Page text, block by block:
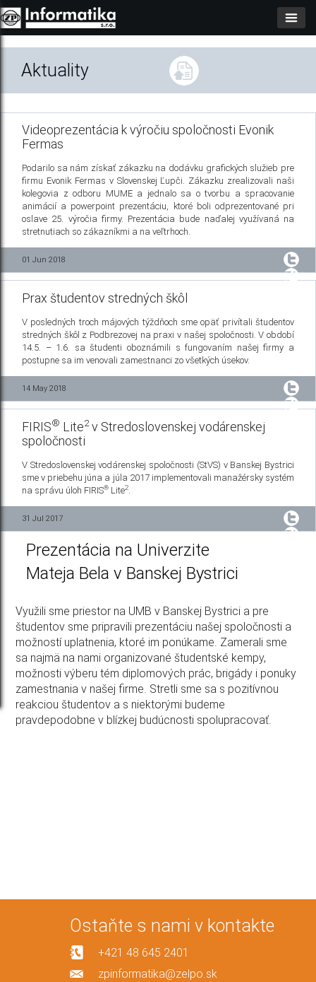
Aktuality
Videoprezentácia k výročiu spoločnosti Evonik
Fermas
Podarilo sa nám získať zákazku na dodávku grafických služieb pre
firmu Evonik Fermas v Slovenskej Ľupči. Zákazku zrealizovali naši
kolegovia z odboru MUME a jednalo sa o tvorbu a spracovanie
animácií a powerpoint prezentáciu, ktoré boli odprezentované pri
oslave 25. výročia firmy. Prezentácia bude naďalej využívaná na
stretnutiach so zákazníkmi a na veľtrhoch.
01 Jun 2018
Prax študentov stredných škôl
V posledných troch májových týždňoch sme opäť privítali študentov
stredných škôl z Podbrezovej na praxi v našej spoločnosti. V období
14.5. – 1.6. sa študenti oboznámili s fungovaním našej firmy a
postupne sa im venovali zamestnanci zo všetkých úsekov.
14 May 2018
FIRIS® Lite2v Stredoslovenskej vodárenskej
spoločnosti
V Stredoslovenskej vodárenskej spoločnosti (StVS) v Banskej Bystrici
sme v priebehu júna a júla 2017 implementovali manažérsky systém
na správu úloh FIRIS® Lite2.
31 Jul 2017
Prezentácia na Univerzite
Mateja Bela v Banskej Bystrici
Využili sme priestor na UMB v Banskej Bystrici a pre
študentov sme pripravili prezentáciu našej spoločnosti a
možností uplatnenia, ktoré im ponúkame. Zamerali sme
sa najmä na nami organizované študentské kempy,
možnosti výberu tém diplomových prác, brigády i ponuky
zamestnania v našej firme. Stretli sme sa s pozitívnou
reakciou študentov a s niektorými budeme
pravdepodobne v blízkej budúcnosti spolupracovať.
Ostaňte s nami v kontakte
+421 48 645 2401
zpinformatika@zelpo.sk